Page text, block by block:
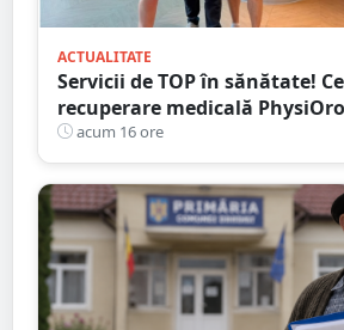
ACTUALITATE
Servicii de TOP în sănătate!
recuperare medicală
Divizia medicală PhysiOro
acum 16 ore